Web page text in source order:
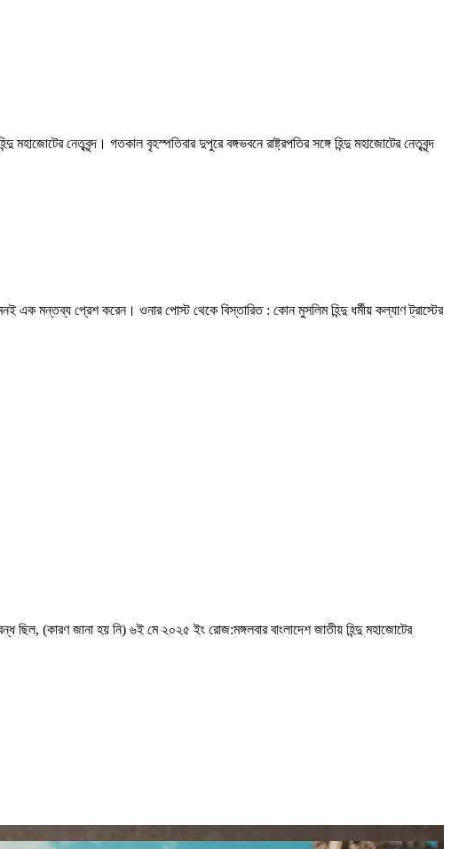
মহাজোটের নেতৃবৃন্দ। গতকাল বৃহস্পতিবার দুপুরে বঙ্গভবনে রাষ্ট্রপতির সঙ্গে হিন্দু মহাজোটের নেতৃবৃন্দ
এক মন্তব্য প্রেশ করেন। ওনার পোস্ট থেকে বিস্তারিত : কোন মুসলিম হিন্দু ধর্মীয় কল্যাণ ট্রাস্টের
ছিল, (কারণ জানা হয় নি) ৬ই মে ২০২৫ ইং রোজ:মঙ্গলবার বাংলাদেশ জাতীয় হিন্দু মহাজোটের